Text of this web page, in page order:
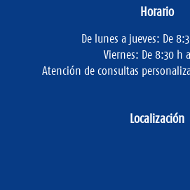
Horario
De lunes a jueves: De
Viernes: De 8:30 h
Atención de consultas
Localización